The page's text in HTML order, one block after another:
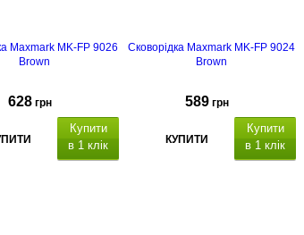
Maxmark MK-FP 9026
Brown
628 грн
Купити
в 1 клік
Сковорідка Maxmark MK-FP 9024
Brown
589 грн
КУПИТИ
Купити
в 1 клік